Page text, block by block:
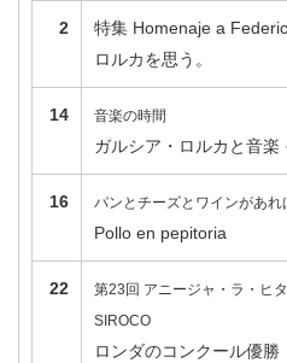
2
特集 Homenaje a
ロルカを思う。
14 音楽の時間
ガルシア・ロルカと音楽
16 パンとチーズとワインがあ
Pollo en pepitoria
22
第23回 アニージャ・ラ・ヒ
SIROCO
ロンダのコンクール優勝